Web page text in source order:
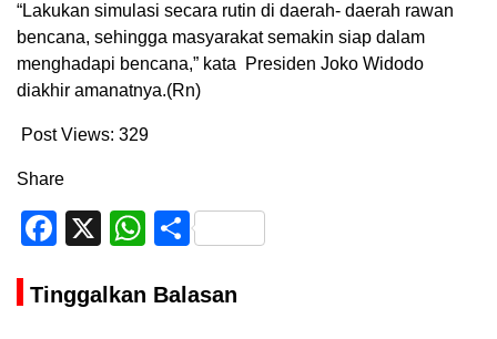
“Lakukan simulasi secara rutin di daerah- daerah rawan
bencana, sehingga masyarakat semakin siap dalam
menghadapi bencana,” kata Presiden Joko Widodo
diakhir amanatnya.(Rn)
Post Views: 329
Share
Facebook
X WhatsApp
Share
Tinggalkan Balasan